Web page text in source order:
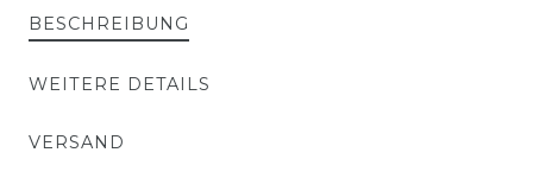
BESCHREIBUNG
WEITERE DETAILS
VERSAND